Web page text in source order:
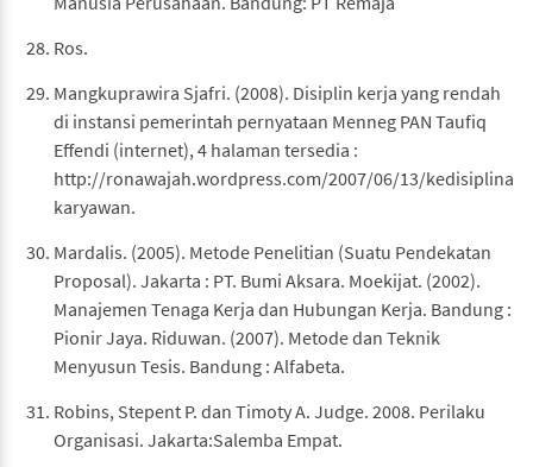
Ros.
Mangkuprawira Sjafri. (2008). Disiplin kerja yang rendah
di instansi pemerintah pernyataan Menneg PAN Taufiq
Effendi (internet), 4 halaman tersedia :
http://ronawajah.wordpress.com/2007/06/13/kedisiplinan-
karyawan.
Mardalis. (2005). Metode Penelitian (Suatu Pendekatan
Proposal). Jakarta : PT. Bumi Aksara. Moekijat. (2002).
Manajemen Tenaga Kerja dan Hubungan Kerja. Bandung :
Pionir Jaya. Riduwan. (2007). Metode dan Teknik
Menyusun Tesis. Bandung : Alfabeta.
Robins, Stepent P. dan Timoty A. Judge. 2008. Perilaku
Organisasi. Jakarta:Salemba Empat.